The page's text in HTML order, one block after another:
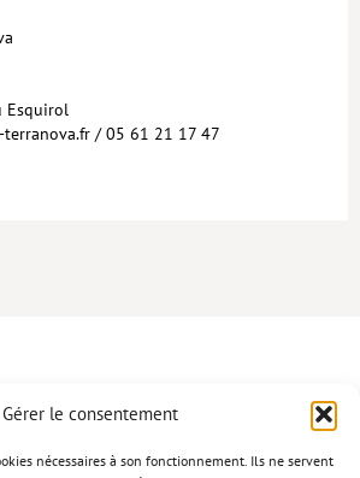
Gérer le consentement
nécessaires à son fonctionnement. Ils ne servent
POLITIQUE DE CONFIDENTIALITÉ
Esquirol
/ 05 61 21 17 47